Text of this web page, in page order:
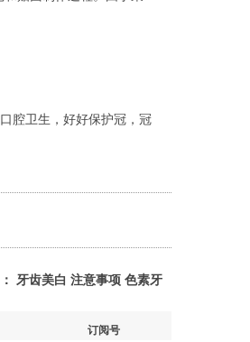
腔卫生，好好保护冠，冠
牙齿美白 注意事项 色素牙
订阅号